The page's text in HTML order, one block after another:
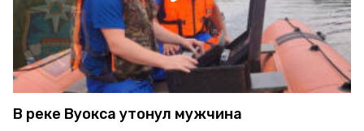
В реке Вуокса утонул мужчина